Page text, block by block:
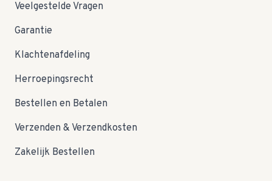
Veelgestelde Vragen
Garantie
Klachtenafdeling
Herroepingsrecht
Bestellen en Betalen
Verzenden & Verzendkosten
Zakelijk Bestellen